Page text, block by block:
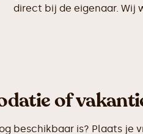
direct bij de eigenaar. Wij
of
beschikbaar is? Plaats je